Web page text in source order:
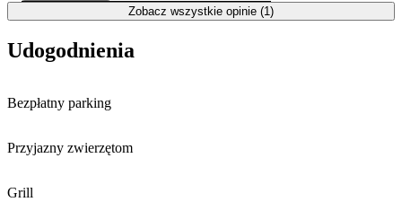
Zobacz wszystkie opinie (1)
Udogodnienia
Bezpłatny parking
Przyjazny zwierzętom
Grill